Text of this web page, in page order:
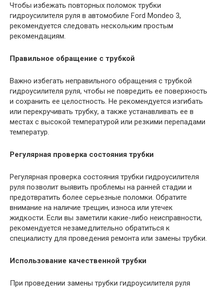
Чтобы избежать повторных поломок трубки
гидроусилителя руля в автомобиле Ford Mondeo 3,
рекомендуется следовать нескольким простым
рекомендациям.
Правильное обращение с трубкой
Важно избегать неправильного обращения с трубкой
гидроусилителя руля, чтобы не повредить ее поверхность
и сохранить ее целостность. Не рекомендуется изгибать
или перекручивать трубку, а также устанавливать ее в
местах с высокой температурой или резкими перепадами
температур.
Регулярная проверка состояния трубки
Регулярная проверка состояния трубки гидроусилителя
руля позволит выявить проблемы на ранней стадии и
предотвратить более серьезные поломки. Обратите
внимание на наличие трещин, износа или утечек
жидкости. Если вы заметили какие-либо неисправности,
рекомендуется незамедлительно обратиться к
специалисту для проведения ремонта или замены трубки.
Использование качественной трубки
При проведении замены трубки гидроусилителя руля